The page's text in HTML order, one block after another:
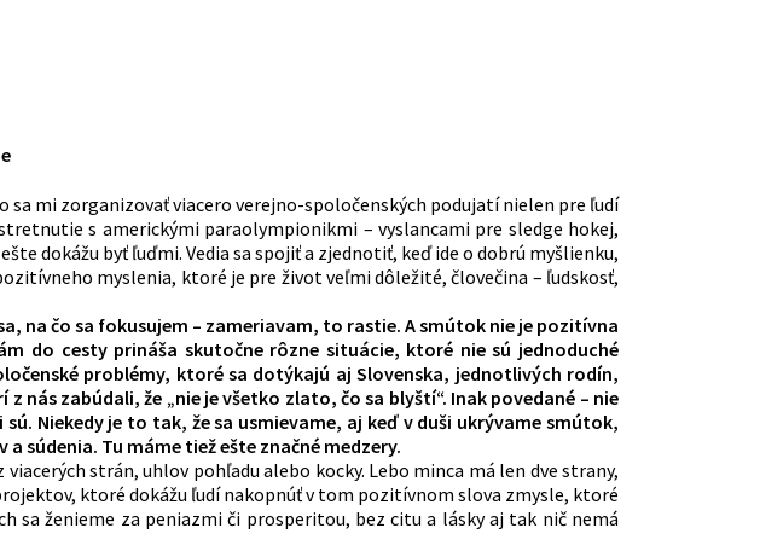
mi zorganizovať viacero verejno-spoločenských podujatí nielen pre ľudí
s americkými paraolympionikmi – vyslancami pre sledge hokej,
dokážu byť ľuďmi. Vedia sa spojiť a zjednotiť, keď ide o dobrú myšlienku,
myslenia, ktoré je pre život veľmi dôležité, človečina – ľudskosť,
na čo sa fokusujem – zameriavam, to rastie. A smútok nie je pozitívna
do cesty prináša skutočne rôzne situácie, ktoré nie sú jednoduché
problémy, ktoré sa dotýkajú aj Slovenska, jednotlivých rodín,
zabúdali, že „nie je všetko zlato, čo sa blyští“. Inak povedané – nie
Niekedy je to tak, že sa usmievame, aj keď v duši ukrývame smútok,
súdenia. Tu máme tiež ešte značné medzery.
strán, uhlov pohľadu alebo kocky. Lebo minca má len dve strany,
ktoré dokážu ľudí nakopnúť v tom pozitívnom slova zmysle, ktoré
sa ženieme za peniazmi či prosperitou, bez citu a lásky aj tak nič nemá